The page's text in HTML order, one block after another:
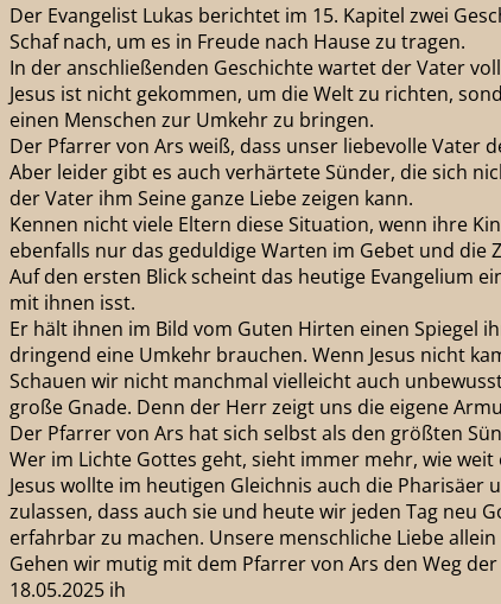
Der Evangelist Lukas berichtet im 15. Kapitel zwei
Schaf nach, um es in Freude nach Hause zu tragen.
In der anschließenden Geschichte wartet der Vater
Jesus ist nicht gekommen, um die Welt zu richten,
einen Menschen zur Umkehr zu bringen.
Der Pfarrer von Ars weiß, dass unser liebevolle Vater
Aber leider gibt es auch verhärtete Sünder, die sich
der Vater ihm Seine ganze Liebe zeigen kann.
Kennen nicht viele Eltern diese Situation, wenn ihre
ebenfalls nur das geduldige Warten im Gebet und
Auf den ersten Blick scheint das heutige Evangelium
mit ihnen isst.
Er hält ihnen im Bild vom Guten Hirten einen Spiegel
dringend eine Umkehr brauchen. Wenn Jesus nicht
Schauen wir nicht manchmal vielleicht auch
große Gnade. Denn der Herr zeigt uns die eigene
Der Pfarrer von Ars hat sich selbst als den größten
Wer im Lichte Gottes geht, sieht immer mehr, wie
Jesus wollte im heutigen Gleichnis auch die
zulassen, dass auch sie und heute wir jeden Tag neu
erfahrbar zu machen. Unsere menschliche Liebe
Gehen wir mutig mit dem Pfarrer von Ars den Weg
18.05.2025 ih